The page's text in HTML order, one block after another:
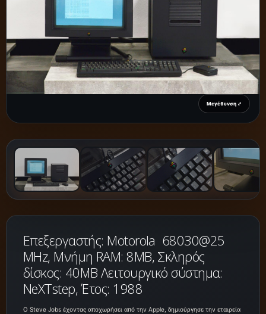
Μεγέθυνση ⤢
Επεξεργαστής: Motorola 68030@25
MHz, Μνήμη RAM: 8MB, Σκληρός
δίσκος: 40MB Λειτουργικό σύστημα:
NeXTstep, Έτος: 1988
Ο Steve Jobs έχοντας αποχωρήσει από την Apple, δημιούργησε την εταιρεία